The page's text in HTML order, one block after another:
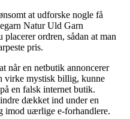
at udforske nogle få
Natur Uld Garn
ordren, sådan at man
pris.
når en netbutik annoncerer
virke mystisk billig, kunne
en falsk internet butik.
dækket ind under en
imod uærlige e-forhandlere.